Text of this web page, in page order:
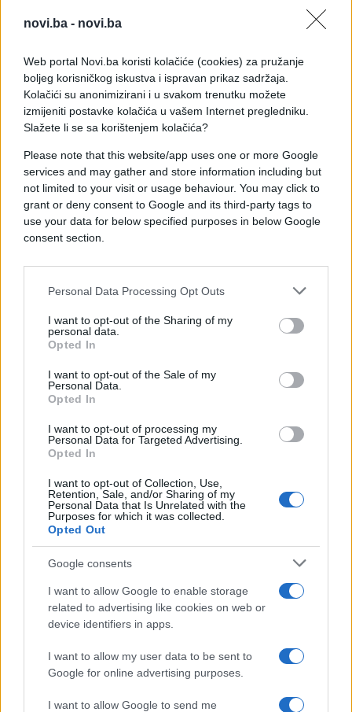
novi.ba - novi.ba
Web portal Novi.ba koristi kolačiće (cookies) za pružanje
boljeg korisničkog iskustva i ispravan prikaz sadržaja.
Kolačići su anonimizirani i u svakom trenutku možete
izmijeniti postavke kolačića u vašem Internet pregledniku.
Slažete li se sa korištenjem kolačića?
Please note that this website/app uses one or more Google
services and may gather and store information including but
not limited to your visit or usage behaviour. You may click to
grant or deny consent to Google and its third-party tags to
use your data for below specified purposes in below Google
consent section.
Personal Data Processing Opt Outs
I want to opt-out of the Sharing of my
personal data.
Opted In
I want to opt-out of the Sale of my
Personal Data.
Opted In
I want to opt-out of processing my
Personal Data for Targeted Advertising.
Opted In
I want to opt-out of Collection, Use,
Retention, Sale, and/or Sharing of my
Personal Data that Is Unrelated with the
Purposes for which it was collected.
Opted Out
Google consents
I want to allow Google to enable storage
related to advertising like cookies on web or
device identifiers in apps.
I want to allow my user data to be sent to
Google for online advertising purposes.
I want to allow Google to send me
vratiti ritam. Izgubio je naredna tri gema i dozvolio
Argentincu da osvoji treći set.
Serundolo je potom potpuno preuzeo kontrolu nad
mečom. Četvrti set dobio je sa ubjedljivih 6:1 za
svega 37 minuta, a istim rezultatom slavio je i u
odlučujućem petom setu.
Argentinac će u narednom kolu igrati protiv boljeg
iz duela Martina Landalusea iz Španije i Vita Kopžive
iz Češke.
preostali nosioci u toj polovini žrijeba ostali su
Aleksander Zverev i Novak Đoković, pa se mnogi
pitaju otvara li se sada velika prilika za srbijanskog
POVEZANO
Sport
Šok u Parizu: Sinner ispao s